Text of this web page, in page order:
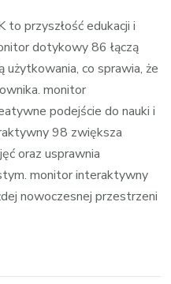
przyszłość edukacji i
dotykowy 86 łączą
użytkowania, co sprawia, że
monitor
podejście do nauki i
98 zwiększa
oraz usprawnia
monitor interaktywny
nowoczesnej przestrzeni